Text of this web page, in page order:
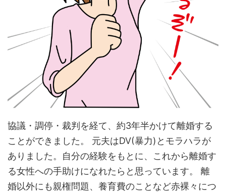
協議・調停・裁判を経て、約3年半かけて離婚する
ことができました。 元夫はDV(暴力)とモラハラが
ありました。自分の経験をもとに、これから離婚す
る女性への手助けになれたらと思っています。 離
婚以外にも親権問題、養育費のことなど赤裸々につ